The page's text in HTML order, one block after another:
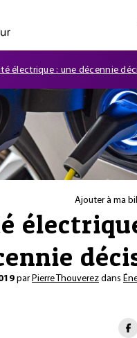
électrique : une décennie
Ajouter à ma
parPierre Thouverez dans